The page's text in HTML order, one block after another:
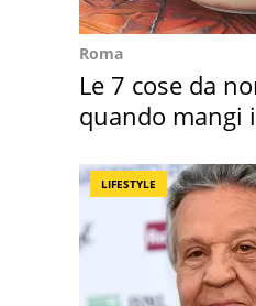
Roma
Le 7 cose da
quando mangi
LIFESTYLE